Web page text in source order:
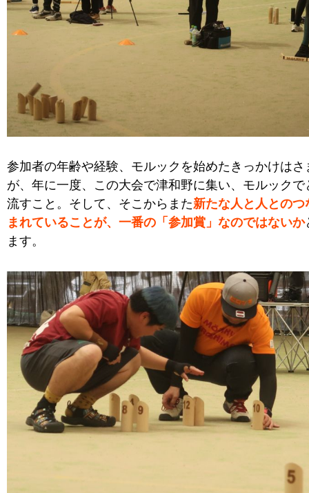
参加者の年齢や経験、モルックを始めたきっかけはさ
が、年に一度、この大会で津和野に集い、モルックで
流すこと。そして、そこからまた新たな人と人とのつ
まれていることが、一番の「参加賞」なのではないか
ます。